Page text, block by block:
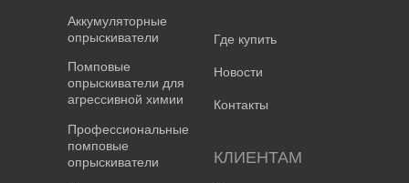
Аккумуляторные
опрыскиватели
Помповые
опрыскиватели для
агрессивной химии
Профессиональные
помповые
опрыскиватели
Где купить
Новости
Контакты
КЛИЕНТАМ